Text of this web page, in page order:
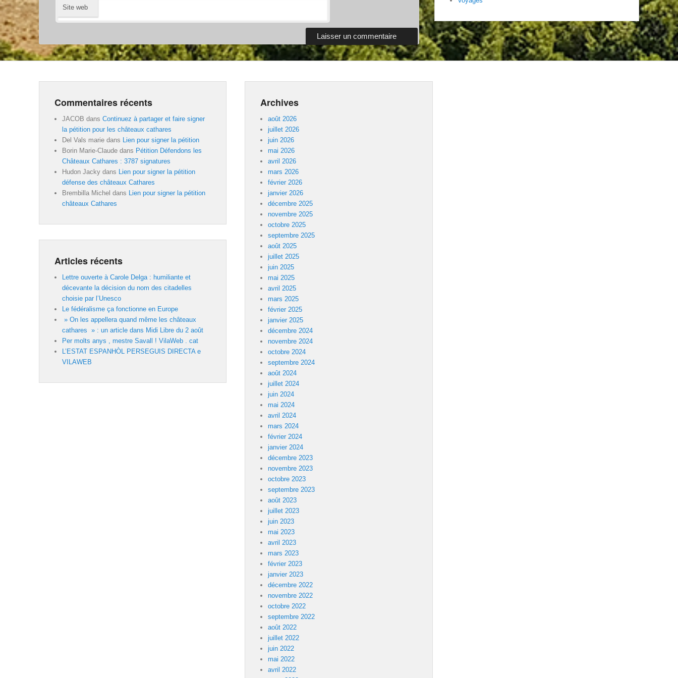
Site web
Commentaires récents
JACOB dans Continuez à partager et faire signer
la pétition pour les châteaux cathares
Del Vals marie dans Lien pour signer la pétition
Borin Marie-Claude dans Pétition Défendons les
Châteaux Cathares : 3787 signatures
Hudon Jacky dans Lien pour signer la pétition
défense des châteaux Cathares
Brembilla Michel dans Lien pour signer la pétition
châteaux Cathares
Articles récents
Lettre ouverte à Carole Delga : humiliante et
décevante la décision du nom des citadelles
choisie par l’Unesco
Le fédéralisme ça fonctionne en Europe
» On les appellera quand même les châteaux
cathares » : un article dans Midi Libre du 2 août
Per molts anys , mestre Savall ! VilaWeb . cat
L’ESTAT ESPANHÒL PERSEGUIS DIRECTA e
VILAWEB
Archives
août 2026
juillet 2026
juin 2026
mai 2026
avril 2026
mars 2026
février 2026
janvier 2026
décembre 2025
novembre 2025
octobre 2025
septembre 2025
août 2025
juillet 2025
juin 2025
mai 2025
avril 2025
mars 2025
février 2025
janvier 2025
décembre 2024
novembre 2024
octobre 2024
septembre 2024
août 2024
juillet 2024
juin 2024
mai 2024
avril 2024
mars 2024
février 2024
janvier 2024
décembre 2023
novembre 2023
octobre 2023
septembre 2023
août 2023
juillet 2023
juin 2023
mai 2023
avril 2023
mars 2023
février 2023
janvier 2023
décembre 2022
novembre 2022
octobre 2022
septembre 2022
août 2022
juillet 2022
juin 2022
mai 2022
avril 2022